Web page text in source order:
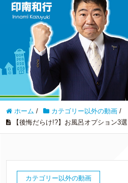
ホーム / カテゴリー以外の動画 /
【後悔だらけ!?】お風呂オプション3選
カテゴリー以外の動画